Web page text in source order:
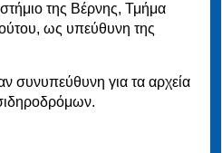
της Βέρνης, Τμήμα
ως υπεύθυνη της
συνυπεύθυνη για τα αρχεία